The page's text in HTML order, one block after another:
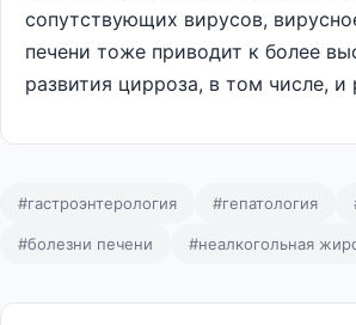
сопутствующих вирусов,
печени тоже приводит к более
развития цирроза, в том числе, и
#гастроэнтерология #гепатология
#болезни печени #неалкогольная